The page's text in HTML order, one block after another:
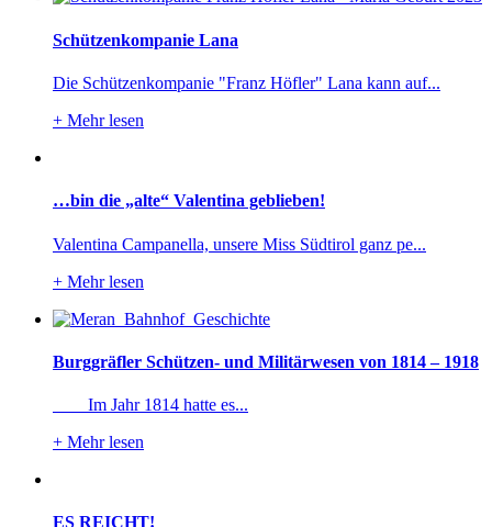
Schützenkompanie Lana
Die Schützenkompanie "Franz Höfler" Lana kann auf...
+ Mehr lesen
…bin die „alte“ Valentina geblieben!
Valentina Campanella, unsere Miss Südtirol ganz pe...
+ Mehr lesen
Burggräfler Schützen- und Militärwesen von 1814 – 1918
Im Jahr 1814 hatte es...
+ Mehr lesen
ES REICHT!